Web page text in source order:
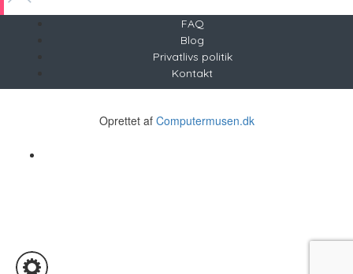
FAQ
Blog
Privatlivs politik
Kontakt
Oprettet af Computermusen.dk